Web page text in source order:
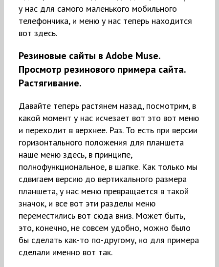
у нас для самого маленького мобильного
телефончика, и меню у нас теперь находится
вот здесь.
Резиновые сайты в Adobe Muse.
Просмотр резинового примера сайта.
Растягивание.
Давайте теперь растянем назад, посмотрим, в
какой момент у нас исчезает вот это вот меню
и переходит в верхнее. Раз. То есть при версии
горизонтального положения для планшета
наше меню здесь, в принципе,
полнофункциональное, в шапке. Как только мы
сдвигаем версию до вертикального размера
планшета, у нас меню превращается в такой
значок, и все вот эти разделы меню
переместились вот сюда вниз. Может быть,
это, конечно, не совсем удобно, можно было
бы сделать как-то по-другому, но для примера
сделали именно вот так.